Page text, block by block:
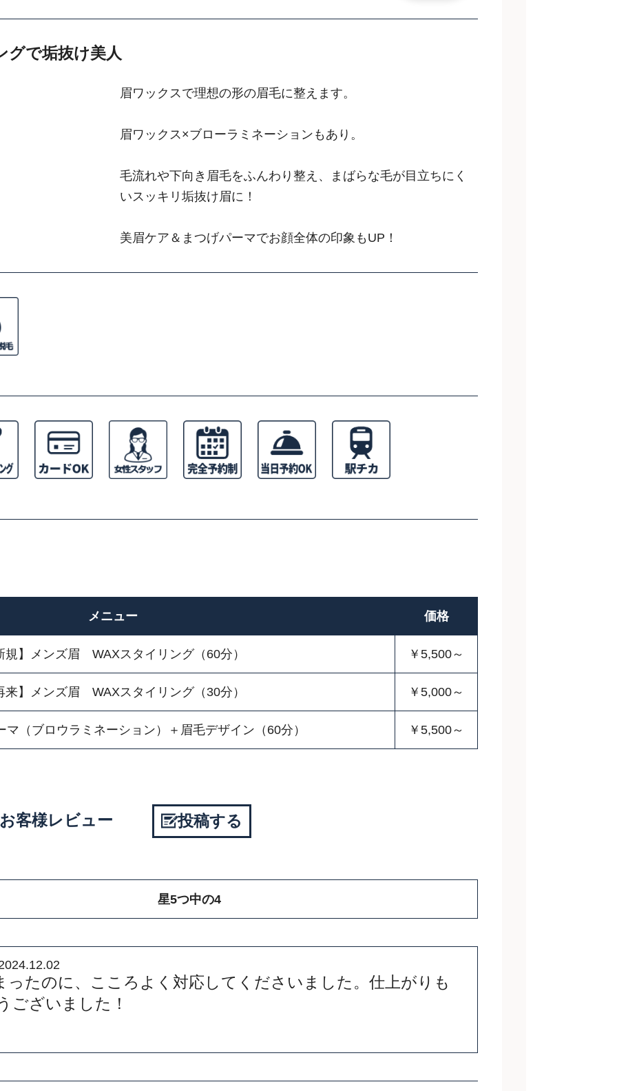
グで垢抜け美人
眉ワックスで理想の形の眉毛に整えます。
眉ワックス×ブローラミネーションもあり。
毛流れや下向き眉毛をふんわり整え、まばらな毛が目立ちにく
いスッキリ垢抜け眉に！
美眉ケア＆まつげパーマでお顔全体の印象もUP！
メニュー 価格
規】メンズ眉 WAXスタイリング（60分） ￥5,500～
来】メンズ眉 WAXスタイリング（30分） ￥5,000～
（ブロウラミネーション）＋眉毛デザイン（60分） ￥5,500～
客様レビュー 投稿する
星5つ中の4
ったのに、こころよく対応してくださいました。仕上がりも
ございました！